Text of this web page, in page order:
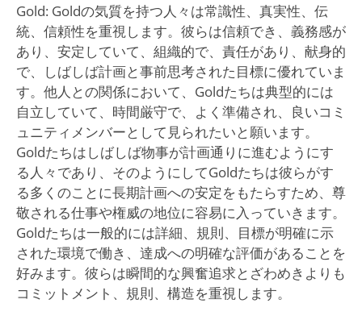
Gold: Goldの気質を持つ人々は常識性、真実性、伝
統、信頼性を重視します。彼らは信頼でき、義務感が
あり、安定していて、組織的で、責任があり、献身的
で、しばしば計画と事前思考された目標に優れていま
す。他人との関係において、Goldたちは典型的には
自立していて、時間厳守で、よく準備され、良いコミ
ュニティメンバーとして見られたいと願います。
Goldたちはしばしば物事が計画通りに進むようにす
る人々であり、そのようにしてGoldたちは彼らがす
る多くのことに長期計画への安定をもたらすため、尊
敬される仕事や権威の地位に容易に入っていきます。
Goldたちは一般的には詳細、規則、目標が明確に示
された環境で働き、達成への明確な評価があることを
好みます。彼らは瞬間的な興奮追求とざわめきよりも
コミットメント、規則、構造を重視します。